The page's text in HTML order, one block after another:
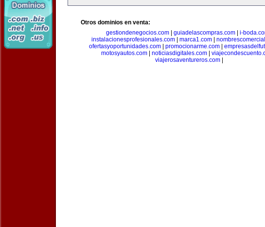
Otros dominios en venta:
gestiondenegocios.com
guiadelascompras.com i-
instalacionesprofesionales.com| marca1.com|
ofertasyoportunidades.com
promocionarme.com
motosyautos.com
noticiasdigitales.com
viajerosaventureros.com